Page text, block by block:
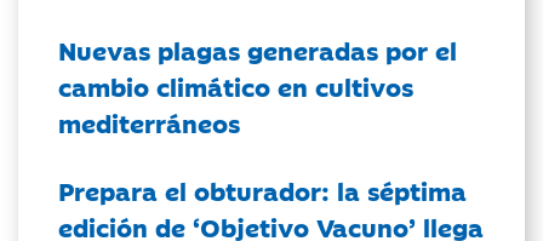
Nuevas plagas generadas por el
cambio climático en cultivos
mediterráneos
Prepara el obturador: la séptima
edición de ‘Objetivo Vacuno’ llega